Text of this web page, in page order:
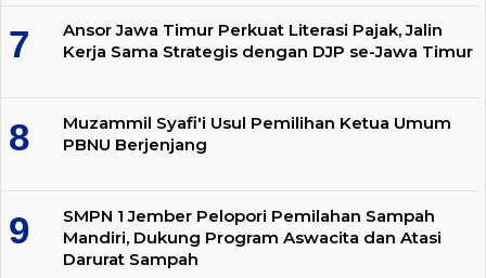
Ansor Jawa Timur Perkuat Literasi Pajak, Jalin
Kerja Sama Strategis dengan DJP se-Jawa Timur
Muzammil Syafi'i Usul Pemilihan Ketua Umum
PBNU Berjenjang
SMPN 1 Jember Pelopori Pemilahan Sampah
Mandiri, Dukung Program Aswacita dan Atasi
Darurat Sampah